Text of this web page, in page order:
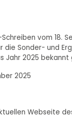
vom 18.
die Sonder- und
Jahr 2025 bekannt
2025
Webseite